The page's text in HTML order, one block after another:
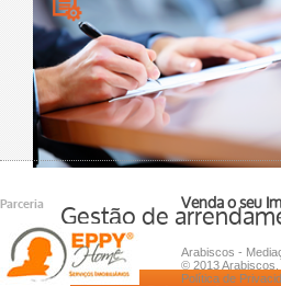
Gestão de
Parceria Venda o seu
Arabiscos -
© 2013
Política de